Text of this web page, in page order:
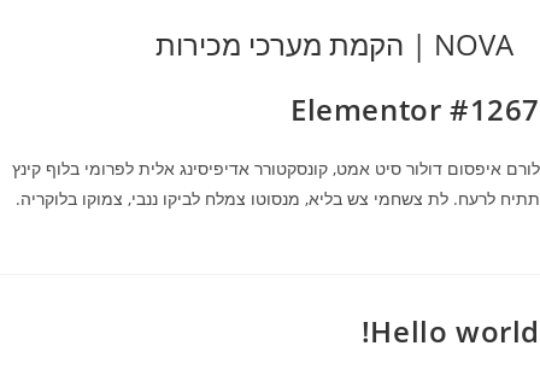
NOVA | הקמת מערכי מכירות
Elementor #1267
לורם איפסום דולור סיט אמט, קונסקטורר אדיפיסינג אלית לפרומי בלוף קינץ
תתיח לרעח. לת צשחמי צש בליא, מנסוטו צמלח לביקו ננבי, צמוקו בלוקריה.
Hello world!